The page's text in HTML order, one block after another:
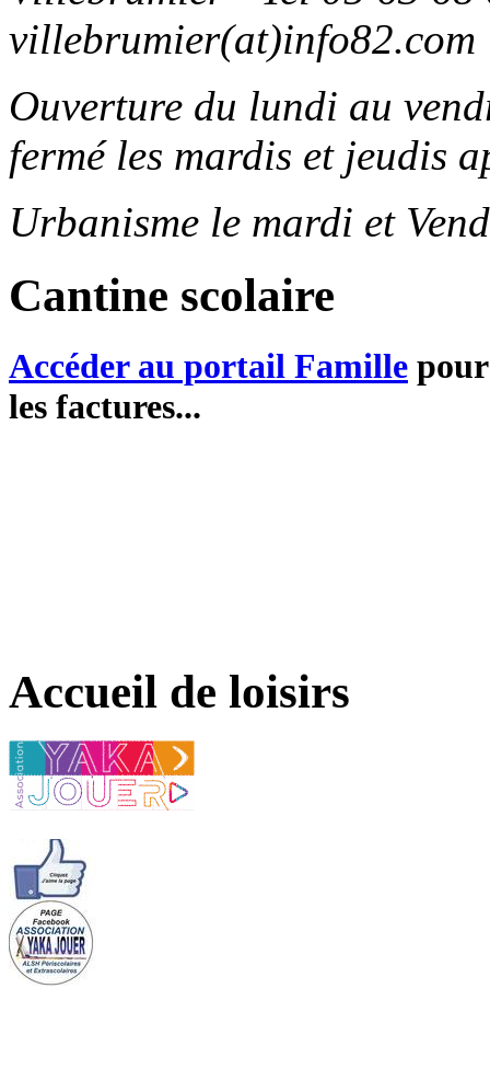
villebrumier(at)info82.com
Ouverture du lundi au
fermé les mardis et jeudis
Urbanisme le mardi et
Cantine scolaire
Accéder au portail Famille
les factures...
Accueil de loisirs